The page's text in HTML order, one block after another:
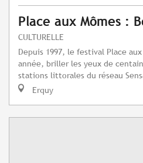
Place aux Mômes :
CULTURELLE
Depuis 1997, le festival Place
année, briller les yeux de
stations littorales du réseau
Erquy